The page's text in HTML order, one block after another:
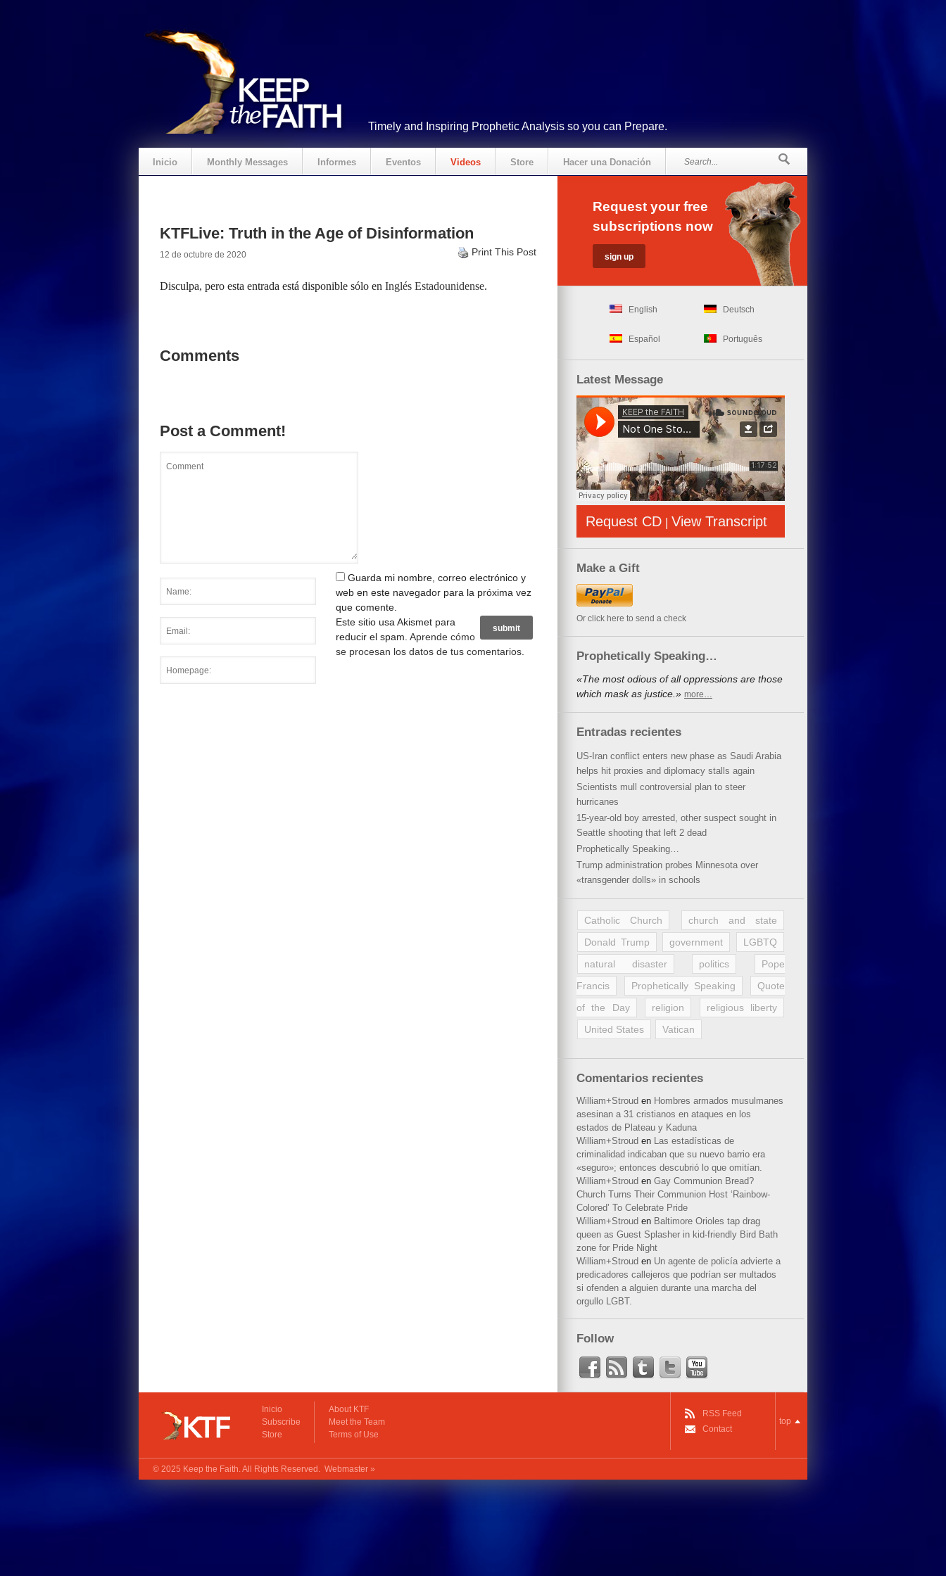
Timely and Inspiring Prophetic Analysis so you can Prepare.
Inicio Monthly Messages Informes Eventos Videos Store Hacer una Donación
KTFLive: Truth in the Age of Disinformation
12 de octubre de 2020 Print This Post
Disculpa, pero esta entrada está disponible sólo en Inglés Estadounidense.
Comments
Post a Comment!
Guarda mi nombre, correo electrónico y
web en este navegador para la próxima vez
que comente.
Este sitio usa Akismet para
reducir el spam. Aprende cómo
se procesan los datos de tus comentarios
Request your free
subscriptions now
English Deutsch
Español Português
Latest Message
Request CD | View Transcript
Make a Gift
Or click here to send a check
Prophetically Speaking…
«The most odious of all oppressions are those
which mask as justice.» more…
Entradas recientes
US-Iran conflict enters new phase as Saudi Arabia
helps hit proxies and diplomacy stalls again
Scientists mull controversial plan to steer
hurricanes
15-year-old boy arrested, other suspect sought in
Seattle shooting that left 2 dead
Prophetically Speaking…
Trump administration probes Minnesota over
«transgender dolls» in schools
Catholic Church
church and state
Donald Trump
government
LGBTQ
natural disaster
politics
Pope
Francis
Prophetically Speaking
Quote
of the Day
religion
religious liberty
United States
Vatican
Comentarios recientes
William+Stroud en Hombres armados musulmanes
asesinan a 31 cristianos en ataques en los
estados de Plateau y Kaduna
William+Stroud en Las estadísticas de
criminalidad indicaban que su nuevo barrio era
«seguro»; entonces descubrió lo que omitían.
William+Stroud en Gay Communion Bread?
Church Turns Their Communion Host ‘Rainbow-
Colored’ To Celebrate Pride
William+Stroud en Baltimore Orioles tap drag
queen as Guest Splasher in kid-friendly Bird Bath
zone for Pride Night
William+Stroud en Un agente de policía advierte a
predicadores callejeros que podrían ser multados
si ofenden a alguien durante una marcha del
orgullo LGBT.
Follow
Inicio
Subscribe
Store
About KTF
Meet the Team
Terms of Use
RSS Feed
Contact
top
© 2025 Keep the Faith. All Rights Reserved. Webmaster »